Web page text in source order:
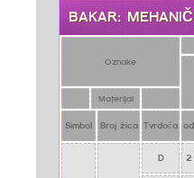
BAKAR:
Oznake
Materijal
Simbol Broj žica Tvrdoća od
D 2